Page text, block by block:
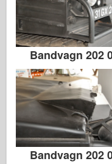
Bandvagn 202
Bandvagn 202